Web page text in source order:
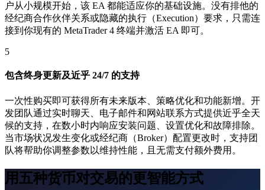
户从小规模开始，该 EA 都能适应你的基础设施。没有排他的
经纪商合作伙伴关系或隐藏的执行（Execution）要求，只需连
接到你现有的 MetaTrader 4 终端并激活 EA 即可。
5
包含终身更新及近乎 24/7 的支持
一次性购买即可获得所有未来版本、策略优化和功能新增。开
发团队通过实时聊天、电子邮件和网站联系方式提供近乎全天
候的支持，在数小时内响应安装问题、设置优化和故障排除。
当市场状况发生变化或经纪商（Broker）配置更改时，支持团
队将帮助你调整参数以维持性能，且无需支付额外费用。
用五种货币对交易的更智能方式